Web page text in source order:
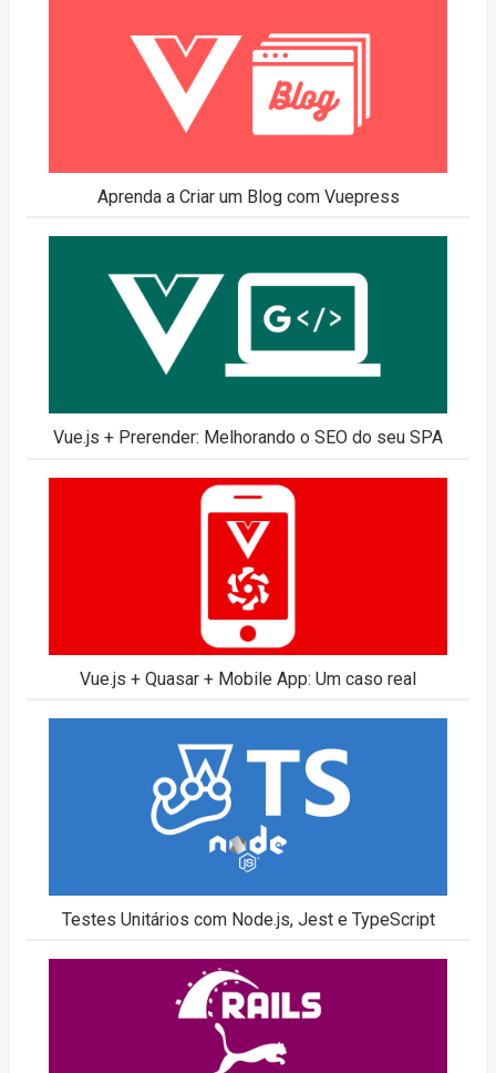
Aprenda a Criar um Blog com Vuepress
Vue.js + Prerender: Melhorando o SEO do seu SPA
Vue.js + Quasar + Mobile App: Um caso real
Testes Unitários com Node.js, Jest e TypeScript